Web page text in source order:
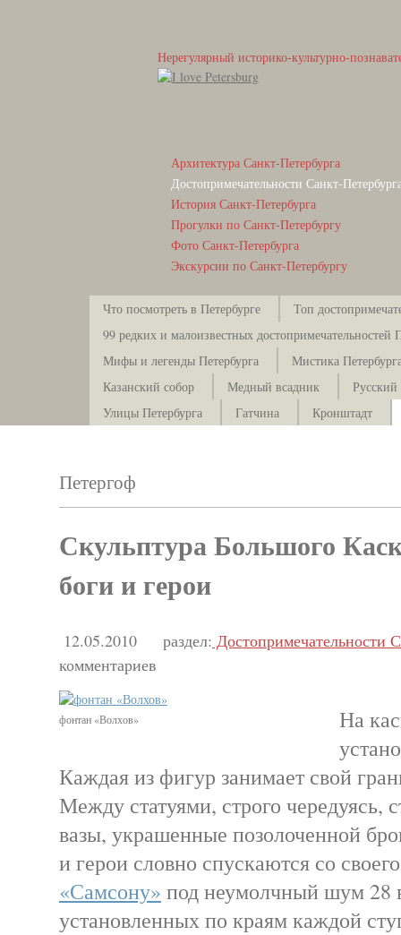
Нерегулярный историко-культурно-
Архитектура Санкт-Петербурга
Достопримечательности Санкт-
История Санкт-Петербурга
Прогулки по Санкт-Петербургу
Фото Санкт-Петербурга
Экскурсии по Санкт-Петербургу
Что посмотреть в Петербурге
Топ
99 редких и малоизвестных достопримечательностей
Мифы и легенды Петербурга
Мистика
Казанский собор
Медный всадник
Улицы Петербурга
Гатчина Кронштадт
Петергоф
Скульптура Большого
боги и герои
12.05.2010 раздел: Достопримечательности
комментариев
фонтан «Волхов»
На
Каждая из фигур занимает свой
Между статуями, строго чередуясь,
вазы, украшенные позолоченной
и герои словно спускаются со
«Самсону» под неумолчный шум 28
установленных по краям каждой